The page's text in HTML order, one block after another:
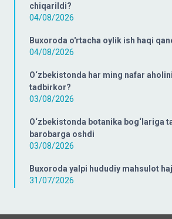
chiqarildi?
04/08/2026
Buxoroda o'rtacha oylik ish haqi
04/08/2026
O‘zbekistonda har ming nafar
tadbirkor?
03/08/2026
O‘zbekistonda botanika bog‘lariga
barobarga oshdi
03/08/2026
Buxoroda yalpi hududiy mahsulot
31/07/2026